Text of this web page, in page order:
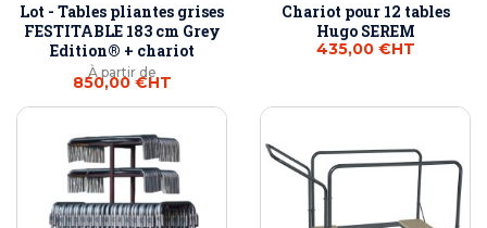
Lot - Tables pliantes grises
FESTITABLE 183 cm Grey
Edition® + chariot
À partir de
850,00 €HT
Chariot pour 12 tables
Hugo SEREM
435,00 €HT